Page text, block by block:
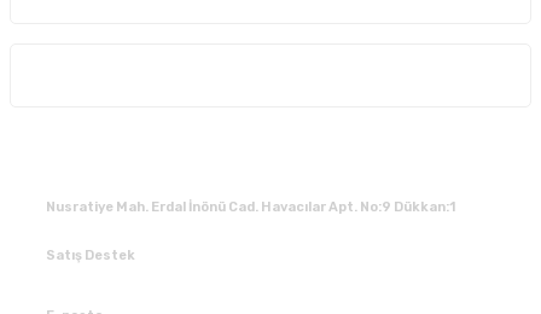
Nusratiye Mah. Erdal İnönü Cad. Havacılar Apt. No:9 Dükkan:1
Satış Destek